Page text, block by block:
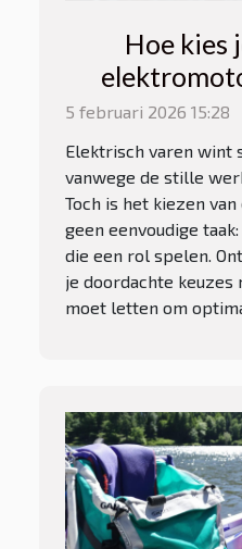
Hoe kies
5 februari 2026 15:28
Elektrisch varen wint
vanwege de stille
Toch is het kiezen
geen eenvoudige
die een rol spelen.
je doordachte keuzes
moet letten om